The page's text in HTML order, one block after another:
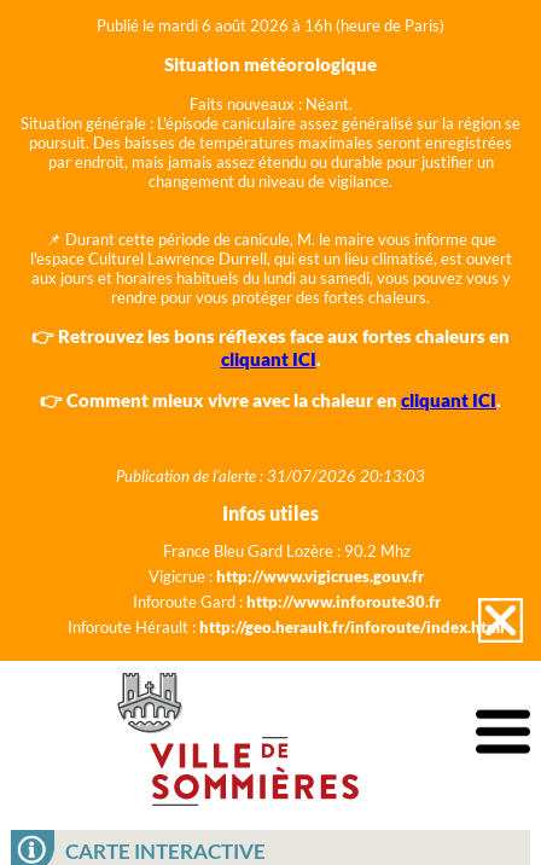
Publié le mardi 6 août 2026 à 16h (heure de Paris)
Situation météorologique
Faits nouveaux : Néant.
Situation générale : L'épisode caniculaire assez généralisé sur la région se
poursuit. Des baisses de températures maximales seront enregistrées
par endroit, mais jamais assez étendu ou durable pour justifier un
changement du niveau de vigilance.
📌 Durant cette période de canicule, M. le maire vous informe que
l'espace Culturel Lawrence Durrell, qui est un lieu climatisé, est ouvert
aux jours et horaires habituels du lundi au samedi, vous pouvez vous y
rendre pour vous protéger des fortes chaleurs.
👉 Retrouvez les bons réflexes face aux fortes chaleurs en
cliquant ICI.
👉 Comment mieux vivre avec la chaleur en cliquant ICI.
Publication de l'alerte : 31/07/2026 20:13:03
Infos utiles
France Bleu Gard Lozère : 90.2 Mhz
Vigicrue :http://www.vigicrues.gouv.fr
Inforoute Gard :http://www.inforoute30.fr
Inforoute Hérault :http://geo.herault.fr/inforoute/index.html
CARTE INTERACTIVE